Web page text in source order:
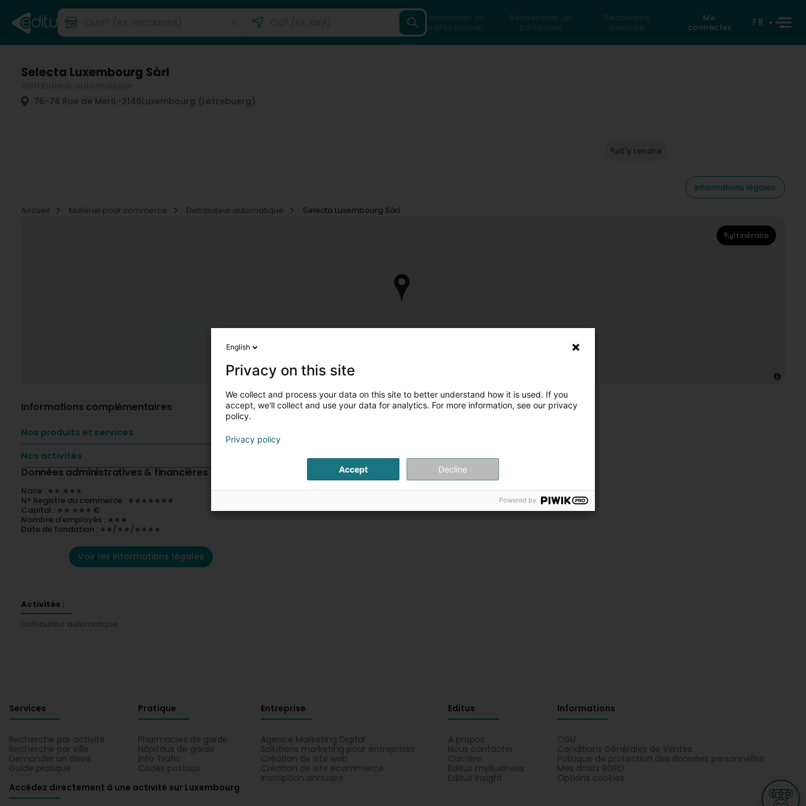
Rechercher un
professionnel
Rechercher un
particulier
Recherche
inversée
Me
connecter
FR
Selecta Luxembourg Sàrl
76-78 Rue de MerlL-2146Luxembourg (Lëtzebuerg)
S'y rendre
Informations légales
Accueil
Matériel pour commerce Distributeur automatique Selecta Luxembourg Sàrl
Itinéraire
Informations complémentaires
Nos produits et services
Nos activités
Données administratives & financières
Nace : ∗∗.∗∗∗
N° Registre du commerce : ∗∗∗∗∗∗∗
Capital : ∗∗ ∗∗∗ €
Nombre d'employés : ∗∗∗
Date de fondation : ∗∗/∗∗/∗∗∗∗
Voir les informations légales
Activités :
Distributeur automatique
Services
Recherche par activité
Recherche par ville
Demander un devis
Guide pratique
Pratique
Pharmacies de garde
Hôpitaux de garde
Info Trafic
Codes postaux
Entreprise
Agence Marketing Digital
Solutions marketing pour entreprises
Création de site web
Création de site ecommerce
Inscription annuaire
Editus
A propos
Nous contacter
Carrière
Editus myBusiness
Editus Insight
Informations
CGU
Conditions Générales de Ventes
Politique de protection des données personnelles
Mes droits RGPD
Options cookies
Accédez directement à une activité sur Luxembourg
English
Privacy on this site
We collect and process your data on this site to better understand how it is used. If you
accept, we'll collect and use your data for analytics. For more information, see our privacy
policy.
Privacy policy
Accept Decline
Powered by